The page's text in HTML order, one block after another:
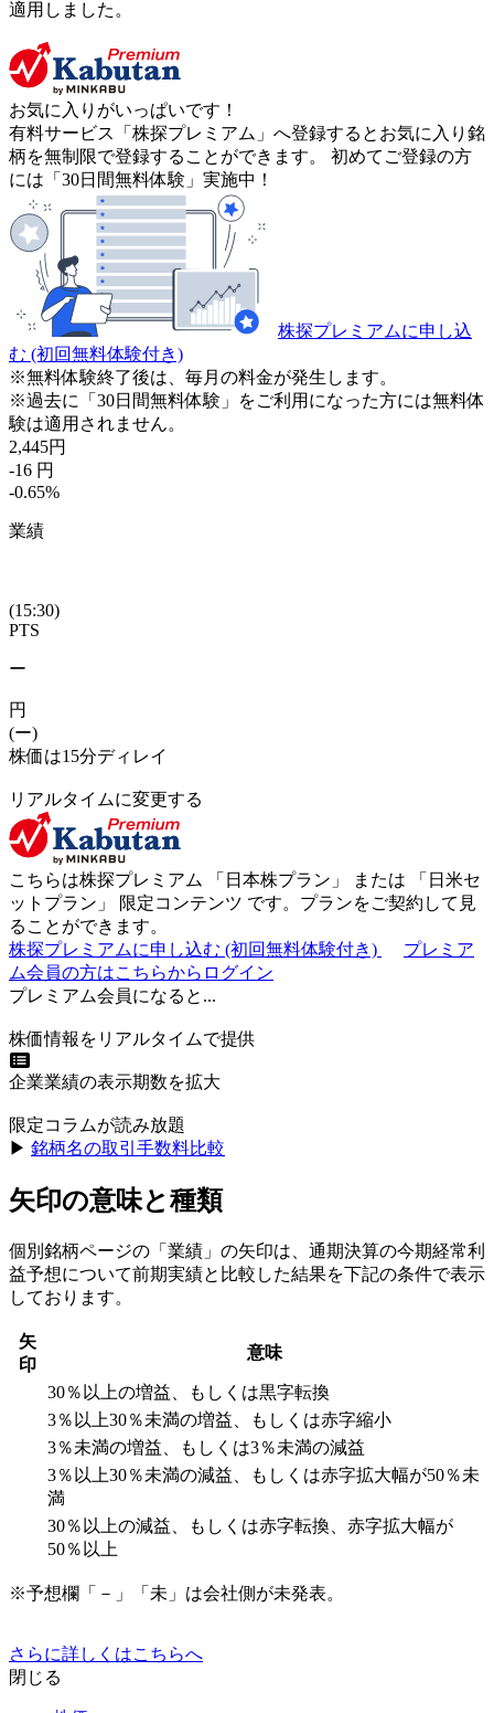
適用しました。
お気に入りがいっぱいです！
有料サービス「株探プレミアム」へ登録するとお気に入り銘
柄を無制限で登録することができます。 初めてご登録の方
には「30日間無料体験」実施中！
株探プレミアムに申し込
む (初回無料体験付き)
※無料体験終了後は、毎月の料金が発生します。
※過去に「30日間無料体験」をご利用になった方には無料体
験は適用されません。
2,445円
-16 円
-0.65%
業績
(15:30)
PTS
ー
円
(ー)
株価は15分ディレイ
リアルタイムに変更する
こちらは株探プレミアム 「 日本株プラン 」 または 「 日米セ
ットプラン 」 限定コンテンツ です。プランをご契約して見
ることができます。
株探プレミアムに申し込む (初回無料体験付き)
プレミア
ム会員の方はこちらからログイン
プレミアム会員になると...
株価情報をリアルタイムで提供
企業業績の表示期数を拡大
限定コラムが読み放題
▶︎ 銘柄名の取引手数料比較
矢印の意味と種類
個別銘柄ページの「業績」の矢印は、通期決算の今期経常利
益予想について前期実績と比較した結果を下記の条件で表示
しております。
矢
印
意味
30％以上の増益、もしくは黒字転換
3％以上30％未満の増益、もしくは赤字縮小
3％未満の増益、もしくは3％未満の減益
3％以上30％未満の減益、もしくは赤字拡大幅が50％未
満
30％以上の減益、もしくは赤字転換、赤字拡大幅が
50％以上
※予想欄「－」「未」は会社側が未発表。
さらに詳しくはこちらへ
閉じる